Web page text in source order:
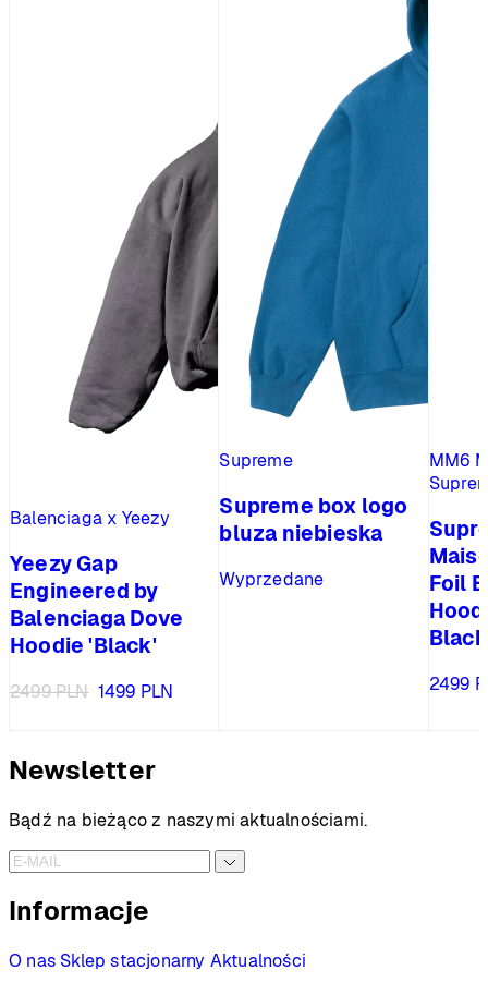
Balenciaga x Yeezy
Yeezy Gap
Engineered by
Balenciaga Dove
Hoodie 'Black'
2499PLN Pierwotna
2499 PLN.
1499 PLN
Supreme
Supreme box logo
bluza niebieska
Wyprzedane
MM6
Foil
Black
2499
Newsletter
Bądź na bieżąco z naszymi aktualnościami.
Informacje
O nas Sklep stacjonarny Aktualności